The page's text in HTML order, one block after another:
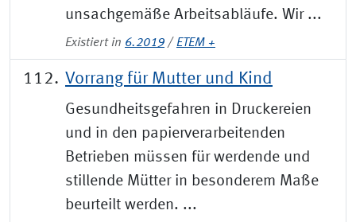
unsachgemäße Arbeitsabläufe. Wir ...
Existiert in 6.2019 / ETEM +
Vorrang für Mutter und Kind
Gesundheitsgefahren in Druckereien
und in den papierverarbeitenden
Betrieben müssen für werdende und
stillende Mütter in besonderem Maße
beurteilt werden. ...